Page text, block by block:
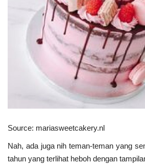
Source: mariasweetcakery.nl
Nah, ada juga nih teman-teman yang
tahun yang terlihat heboh dengan